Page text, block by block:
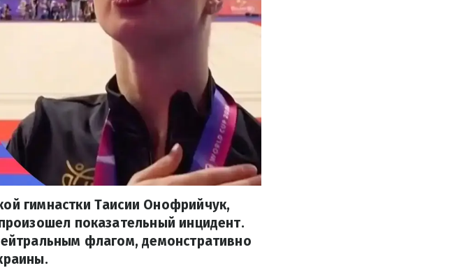
гимнастки Таисии Онофрийчук,
показательный инцидент.
флагом, демонстративно